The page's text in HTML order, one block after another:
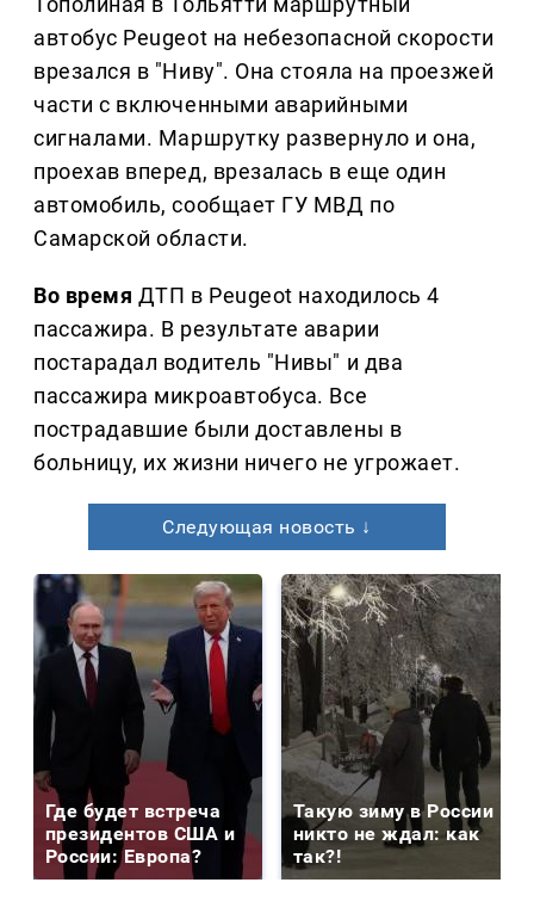
автобус Peugeot на небезопасной скорости
врезался в "Ниву". Она стояла на проезжей
части с включенными аварийными
сигналами. Маршрутку развернуло и она,
проехав вперед, врезалась в еще один
автомобиль, сообщает ГУ МВД по
Самарской области.
Во время ДТП в Peugeot находилось 4
пассажира. В результате аварии
постарадал водитель "Нивы" и два
пассажира микроавтобуса. Все
пострадавшие были доставлены в
больницу, их жизни ничего не угрожает.
Следующая новость ↓
Где будет встреча
президентов США и
России: Европа?
Такую зиму в России
никто не ждал: как
так?!